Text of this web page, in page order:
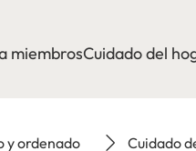
miembrosCuidado del
y ordenado Cuidado